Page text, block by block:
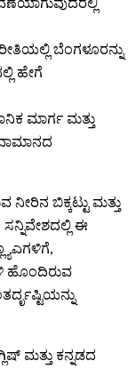
ಬೆಂಗಳೂರನ್ನು
ಹೇಗೆ
ಮಾರ್ಗ ಮತ್ತು
ನೀರಿನ ಬಿಕ್ಕಟ್ಟು ಮತ್ತು
ಈ
ಹೊಂದಿರುವ
ಮತ್ತು ಕನ್ನಡದ